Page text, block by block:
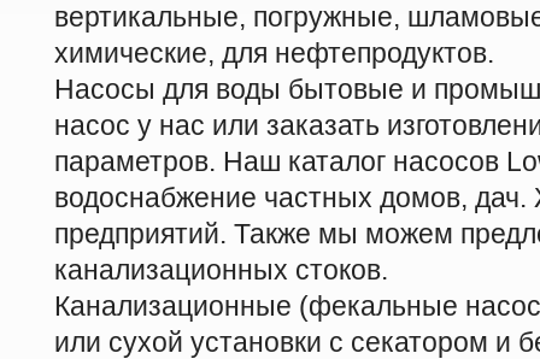
вертикальные, погружные,
химические, для нефтепродуктов.
Насосы для воды бытовые и
насос у нас или заказать
параметров. Наш каталог насосов
водоснабжение частных домов,
предприятий. Также мы можем
канализационных стоков.
Канализационные (фекальные
или сухой установки с секатором и